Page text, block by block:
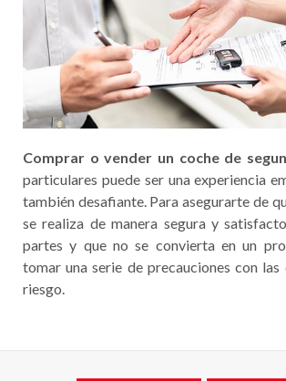
Comprar o vender un coche de
particulares puede ser una experiencia
también desafiante. Para asegurarte de
se realiza de manera segura y
partes y que no se convierta en un
tomar una serie de precauciones con
riesgo.